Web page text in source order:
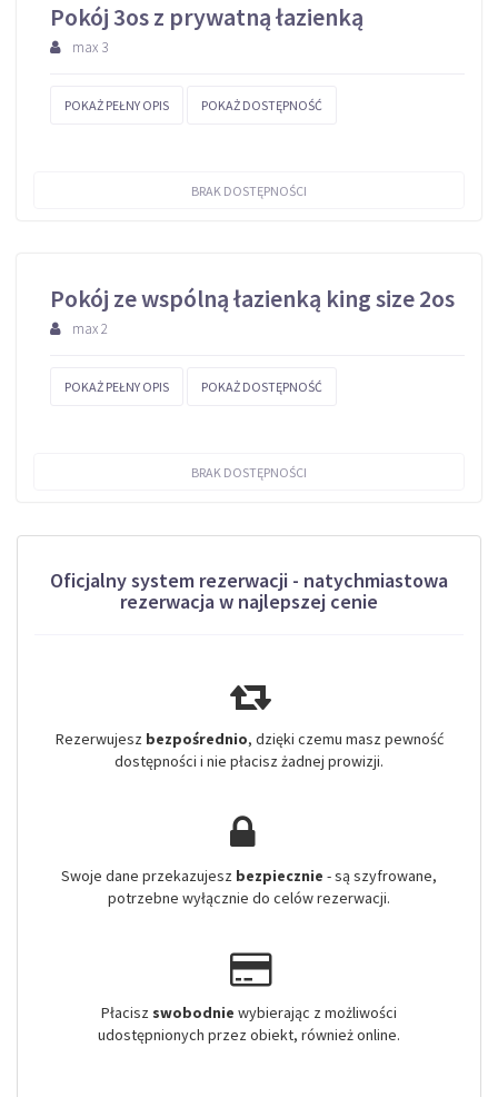
Pokój 3os z prywatną łazienką
max 3
POKAŻ PEŁNY OPIS POKAŻ DOSTĘPNOŚĆ
BRAK DOSTĘPNOŚCI
Pokój ze wspólną łazienką king size 2os
max 2
POKAŻ PEŁNY OPIS POKAŻ DOSTĘPNOŚĆ
BRAK DOSTĘPNOŚCI
Oficjalny system rezerwacji - natychmiastowa
rezerwacja w najlepszej cenie
Rezerwujesz bezpośrednio, dzięki czemu masz pewność
dostępności i nie płacisz żadnej prowizji.
Swoje dane przekazujesz bezpiecznie - są szyfrowane,
potrzebne wyłącznie do celów rezerwacji.
Płacisz swobodnie wybierając z możliwości
udostępnionych przez obiekt, również online.